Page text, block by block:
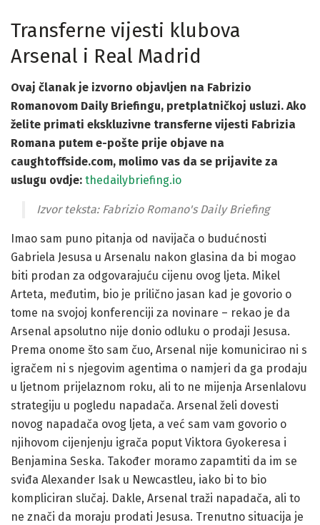
Transferne vijesti klubova
Arsenal i Real Madrid
Ovaj članak je izvorno objavljen na Fabrizio
Romanovom Daily Briefingu, pretplatničkoj usluzi. Ako
želite primati ekskluzivne transferne vijesti Fabrizia
Romana putem e-pošte prije objave na
caughtoffside.com, molimo vas da se prijavite za
uslugu ovdje: thedailybriefing.io
Izvor teksta: Fabrizio Romano's Daily Briefing
Imao sam puno pitanja od navijača o budućnosti
Gabriela Jesusa u Arsenalu nakon glasina da bi mogao
biti prodan za odgovarajuću cijenu ovog ljeta. Mikel
Arteta, međutim, bio je prilično jasan kad je govorio o
tome na svojoj konferenciji za novinare – rekao je da
Arsenal apsolutno nije donio odluku o prodaji Jesusa.
Prema onome što sam čuo, Arsenal nije komunicirao ni s
igračem ni s njegovim agentima o namjeri da ga prodaju
u ljetnom prijelaznom roku, ali to ne mijenja Arsenlalovu
strategiju u pogledu napadača. Arsenal želi dovesti
novog napadača ovog ljeta, a već sam vam govorio o
njihovom cijenjenju igrača poput Viktora Gyokeresa i
Benjamina Seska. Također moramo zapamtiti da im se
sviđa Alexander Isak u Newcastleu, iako bi to bio
kompliciran slučaj. Dakle, Arsenal traži napadača, ali to
ne znači da moraju prodati Jesusa. Trenutno situacija je